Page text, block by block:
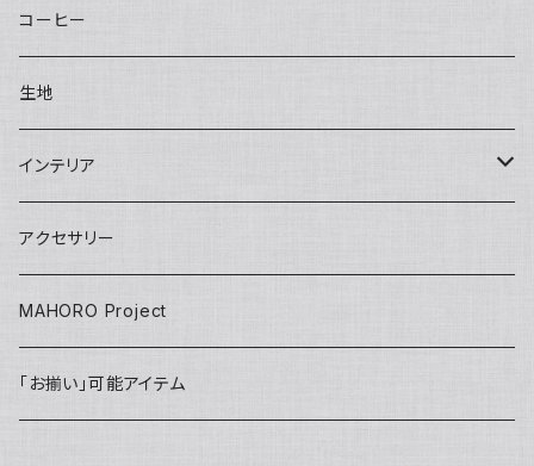
Janet tote
Eco bag
Conference bag
Small pouch
Overalls
Skirt
One piece
Adult
Kids
カチューシャ／Headband
Tie
Apron
Adult
Kids
Doll
Key ring
IDホルダー
Bag
Fashion
skirt
pants
コーヒー
生地
インテリア
壁掛け
アクセサリー
MAHORO Project
「お揃い」可能アイテム